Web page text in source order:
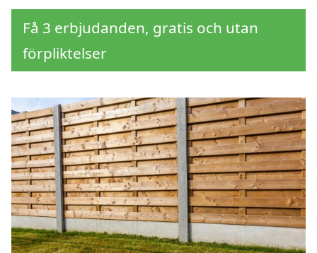
Få 3 erbjudanden, gratis och utan
förpliktelser